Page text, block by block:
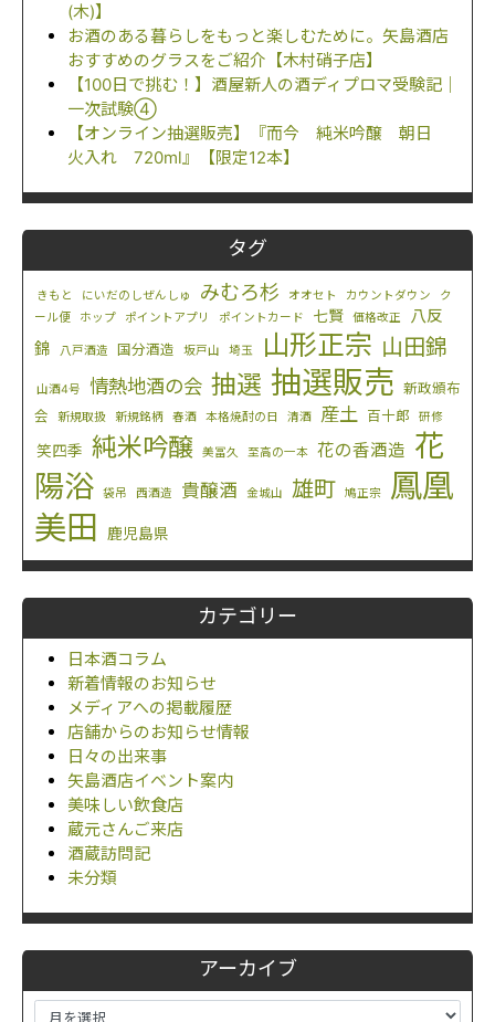
(木)】
お酒のある暮らしをもっと楽しむために。矢島酒店
おすすめのグラスをご紹介【木村硝子店】
【100日で挑む！】酒屋新人の酒ディプロマ受験記｜
一次試験④
【オンライン抽選販売】『而今 純米吟醸 朝日
火入れ 720ml』【限定12本】
タグ
きもと にいだのしぜんしゅ みむろ杉 オオセト カウントダウン
ク
ール便
ホップ ポイントアプリ ポイントカード 七賢 価格改正
八反
錦
八戸酒造 国分酒造 坂戸山 埼玉 山形正宗 山田錦
山酒4号 情熱地酒の会 抽選 抽選販売 新政頒布
会
新規取扱 新規銘柄 春酒 本格焼酎の日 清酒 産土 百十郎 研修
笑四季 純米吟醸 美冨久 至高の一本 花の香酒造 花
陽浴
袋吊 西酒造 貴醸酒 金城山 雄町 鳩正宗
鳳凰
美田
鹿児島県
カテゴリー
日本酒コラム
新着情報のお知らせ
メディアへの掲載履歴
店舗からのお知らせ情報
日々の出来事
矢島酒店イベント案内
美味しい飲食店
蔵元さんご来店
酒蔵訪問記
未分類
アーカイブ